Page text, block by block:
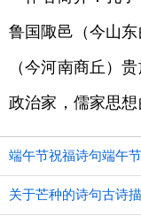
鲁国陬邑（今山
（今河南商丘）
政治家，儒家思想
端午节祝福诗句端午
关于芒种的诗句古诗